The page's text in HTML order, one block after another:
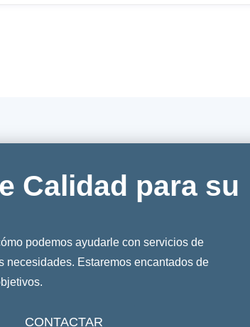
Calidad para su
podemos ayudarle con servicios de
necesidades. Estaremos encantados de
CONTACTAR